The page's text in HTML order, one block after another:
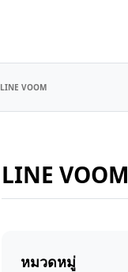
LINE VOOM
LINE VOOM
หมวดหมู่